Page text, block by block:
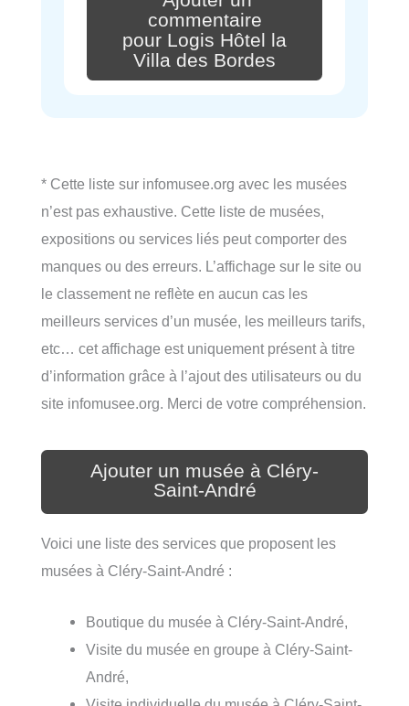
commentaire
pour Logis Hôtel la
Villa des Bordes
* Cette liste sur infomusee.org avec les musées
n’est pas exhaustive. Cette liste de musées,
expositions ou services liés peut comporter des
manques ou des erreurs. L’affichage sur le site ou
le classement ne reflète en aucun cas les
meilleurs services d’un musée, les meilleurs tarifs,
etc… cet affichage est uniquement présent à titre
d’information grâce à l’ajout des utilisateurs ou du
site infomusee.org. Merci de votre compréhension.
Ajouter un musée à Cléry-
Saint-André
Voici une liste des services que proposent les
musées à Cléry-Saint-André :
Boutique du musée à Cléry-Saint-André,
Visite du musée en groupe à Cléry-Saint-
André,